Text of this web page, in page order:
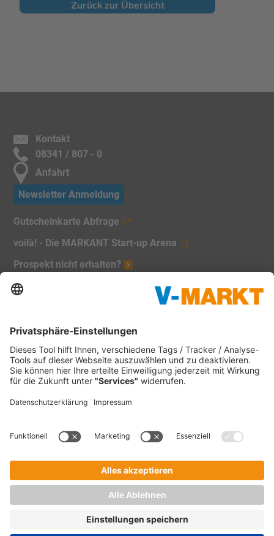
Zurück zur Übersicht
Kontakt
08341 / 807 - 0
Anfahrt
Newsletter Anmeldung
Gutscheinkarte Abfrage
voilà! - Die MARKANT Start-up Arena
Prospekt nicht erhalten?
Unsere Marken:
Christl's Modemarkt
V-Baumarkt Onlineshop
1865 Outdoor
V-mini
Impressum